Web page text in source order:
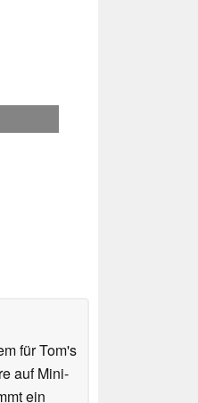
für Tom's
auf Mini-
ein